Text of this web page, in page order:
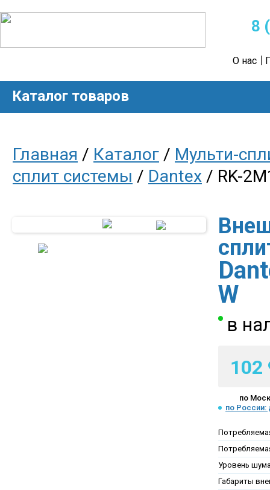
8
О нас
Каталог товаров
Главная / Каталог / Мульти-
сплит системы / Dantex / RK-
W
в
102
по
по России:
Уровень
Габариты